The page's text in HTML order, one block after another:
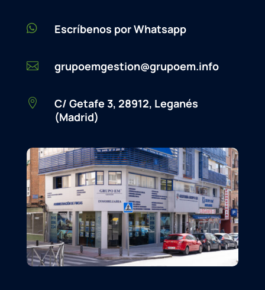
 Escríbenos por Whatsapp
 grupoemgestion@grupoem.info

C/ Getafe 3, 28912, Leganés
(Madrid)